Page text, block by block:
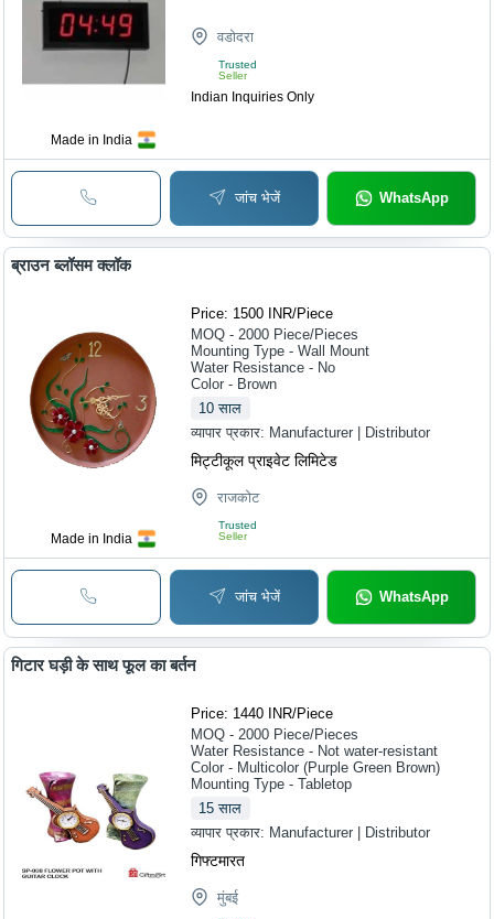
Made in India
वडोदरा
Trusted
Seller
Indian Inquiries Only
जांच भेजें WhatsApp
Made in India
ब्राउन ब्लॉसम क्लॉक
Price: 1500 INR/Piece
MOQ - 2000 Piece/Pieces
Mounting Type - Wall Mount
Water Resistance - No
Color - Brown
10 साल
व्यापार प्रकार: Manufacturer | Distributor
मिट्टीकूल प्राइवेट लिमिटेड
राजकोट
Trusted
Seller
जांच भेजें WhatsApp
गिटार घड़ी के साथ फूल का बर्तन
Price: 1440 INR/Piece
MOQ - 2000 Piece/Pieces
Water Resistance - Not water-resistant
Color - Multicolor (Purple Green Brown)
Mounting Type - Tabletop
15 साल
व्यापार प्रकार: Manufacturer | Distributor
गिफ्टमारत
मुंबई